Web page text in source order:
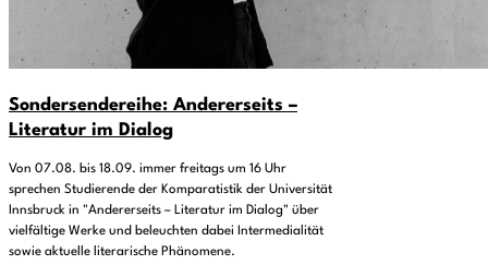
Sondersendereihe: Andererseits –
Literatur im Dialog
Von 07.08. bis 18.09. immer freitags um 16 Uhr
sprechen Studierende der Komparatistik der Universität
Innsbruck in "Andererseits – Literatur im Dialog" über
vielfältige Werke und beleuchten dabei Intermedialität
sowie aktuelle literarische Phänomene.